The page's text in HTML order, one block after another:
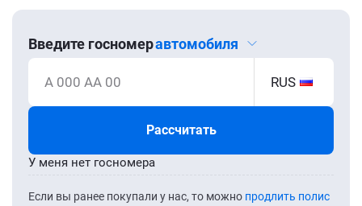
Введите госномеравтомобиля
А 000 АА 00 RUS
Рассчитать
Если вы ранее покупали у нас, то можно продлить полис
У меня нет госномера